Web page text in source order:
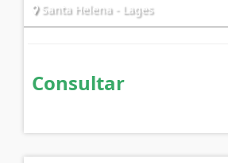
Santa Helena - Lages
Consultar